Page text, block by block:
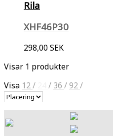
Rila
XHF46P30
298,00 SEK
Visar 1 produkter
Visa 12/ / 36 /92/